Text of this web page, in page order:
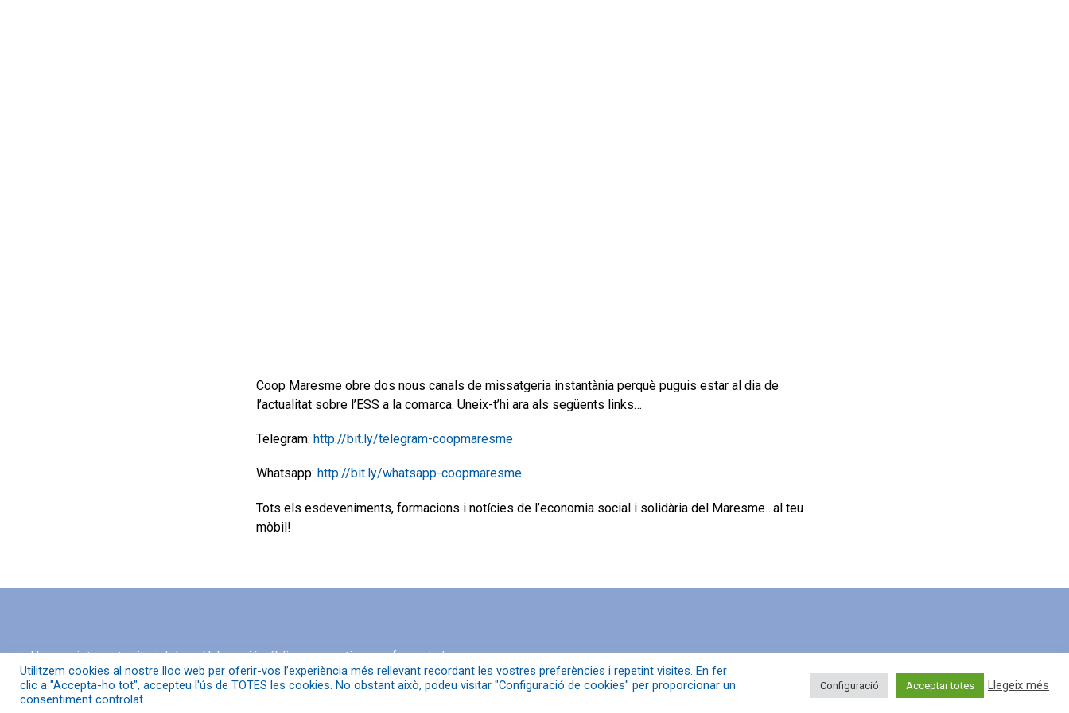
Coop Maresme obre dos nous canals de missatgeria instantània perquè puguis estar al dia de
l’actualitat sobre l’ESS a la comarca. Uneix-t’hi ara als següents links…
Telegram: http://bit.ly/telegram-coopmaresme
Whatsapp: http://bit.ly/whatsapp-coopmaresme
Tots els esdeveniments, formacions i notícies de l’economia social i solidària del Maresme…al teu
mòbil!
Un ecosistema territorial de col·laboració públic-cooperativa que fomenta la
intercooperació, l’acompanyament, la formació, la diagnosi i la difusió de projectes de
l’economia cooperativa, social i solidària de la comarca del Maresme.
Utilitzem cookies al nostre lloc web per oferir-vos l’experiència més rellevant recordant les vostres preferències i repetint visites. En fer
clic a "Accepta-ho tot", accepteu l'ús de TOTES les cookies. No obstant això, podeu visitar "Configuració de cookies" per proporcionar un
consentiment controlat.
Configuració Acceptar totes Llegeix més